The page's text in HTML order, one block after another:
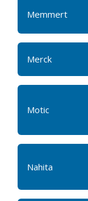
Memmert
Merck
Motic
Nahita